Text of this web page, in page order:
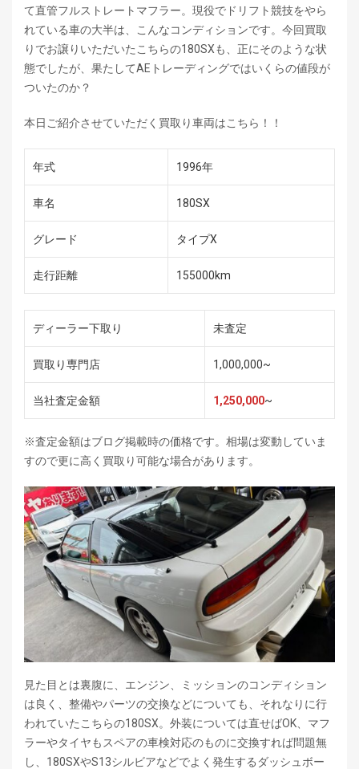
て直管フルストレートマフラー。現役でドリフト競技をやら
れている車の大半は、こんなコンディションです。今回買取
りでお譲りいただいたこちらの180SXも、正にそのような状
態でしたが、果たしてAEトレーディングではいくらの値段が
ついたのか？
本日ご紹介させていただく買取り車両はこちら！！
年式 1996年
車名 180SX
グレード タイプX
走行距離 155000km
ディーラー下取り 未査定
買取り専門店 1,000,000~
当社査定金額 1,250,000~
※査定金額はブログ掲載時の価格です。相場は変動していま
すので更に高く買取り可能な場合があります。
見た目とは裏腹に、エンジン、ミッションのコンディション
は良く、整備やパーツの交換などについても、それなりに行
われていたこちらの180SX。外装については直せばOK、マフ
ラーやタイヤもスペアの車検対応のものに交換すれば問題無
し、180SXやS13シルビアなどでよく発生するダッシュボー